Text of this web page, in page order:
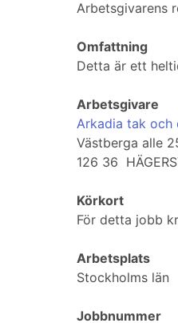
Arbetsgivarens
Omfattning
Detta är ett
Arbetsgivare
Arkadia tak och
Västberga alle
126 36
Körkort
För detta jobb
Arbetsplats
Stockholms län
Jobbnummer